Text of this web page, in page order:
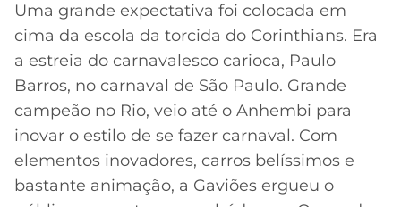
Uma grande expectativa foi colocada em
cima da escola da torcida do Corinthians. Era
a estreia do carnavalesco carioca, Paulo
Barros, no carnaval de São Paulo. Grande
campeão no Rio, veio até o Anhembi para
inovar o estilo de se fazer carnaval. Com
elementos inovadores, carros belíssimos e
bastante animação, a Gaviões ergueu o